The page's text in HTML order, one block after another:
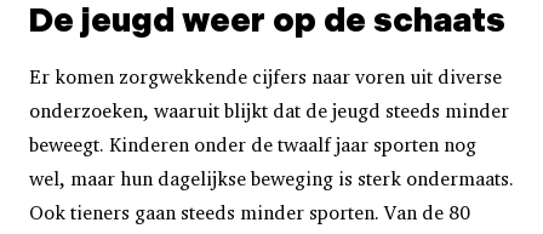
De jeugd weer op de schaats
Er komen zorgwekkende cijfers naar voren uit diverse
onderzoeken, waaruit blijkt dat de jeugd steeds minder
beweegt. Kinderen onder de twaalf jaar sporten nog
wel, maar hun dagelijkse beweging is sterk ondermaats.
Ook tieners gaan steeds minder sporten. Van de 80